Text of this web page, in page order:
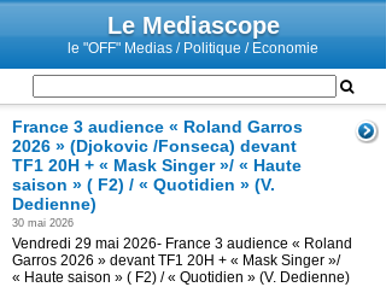
Le Mediascope
le "OFF" Medias / Politique / Economie
France 3 audience « Roland Garros
2026 » (Djokovic /Fonseca) devant
TF1 20H + « Mask Singer »/ « Haute
saison » ( F2) / « Quotidien » (V.
Dedienne)
30 mai 2026
Vendredi 29 mai 2026- France 3 audience « Roland
Garros 2026 » devant TF1 20H + « Mask Singer »/
« Haute saison » ( F2) / « Quotidien » (V. Dedienne)